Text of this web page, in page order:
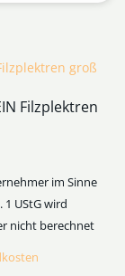
Filzplektren
im Sinne
1 UStG wird
nicht berechnet